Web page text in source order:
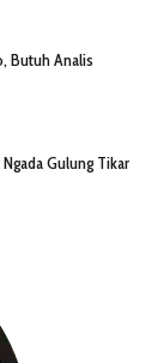
Butuh Analis
Gulung Tikar